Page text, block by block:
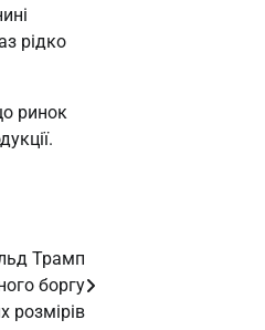
рідко
ринок
Трамп
боргу
розмірів